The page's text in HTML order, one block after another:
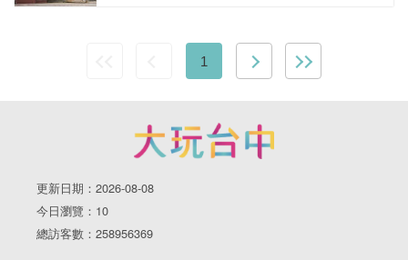
1
更新日期：2026-08-08
今日瀏覽：10
總訪客數：258956369